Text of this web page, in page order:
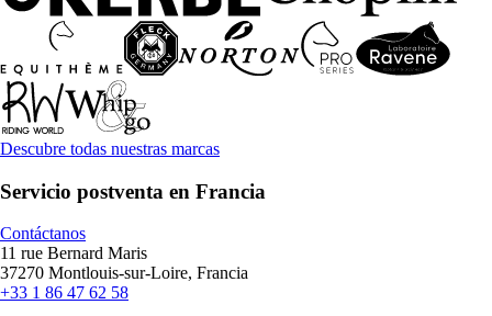
Descubre todas nuestras marcas
Servicio postventa en Francia
Contáctanos
11 rue Bernard Maris
37270 Montlouis-sur-Loire, Francia
+33 1 86 47 62 58